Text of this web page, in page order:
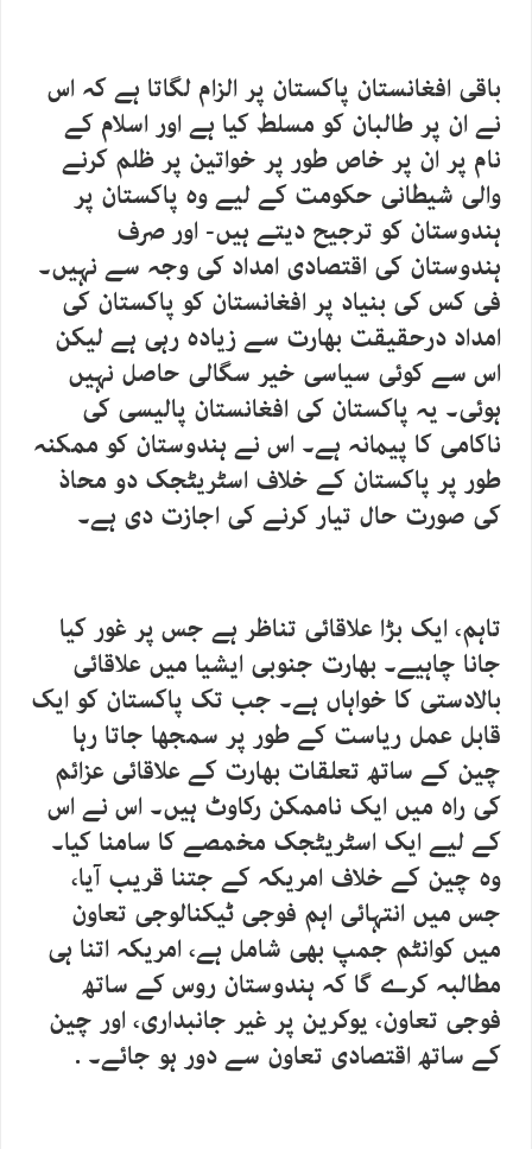
باقی افغانستان پاکستان پر الزام لگاتا ہے کہ اس
نے ان پر طالبان کو مسلط کیا ہے اور اسلام کے
نام پر ان پر خاص طور پر خواتین پر ظلم کرنے
والی شیطانی حکومت کے لیے وہ پاکستان پر
ہندوستان کو ترجیح دیتے ہیں- اور صرف
ہندوستان کی اقتصادی امداد کی وجہ سے نہیں۔
فی کس کی بنیاد پر افغانستان کو پاکستان کی
امداد درحقیقت بھارت سے زیادہ رہی ہے لیکن
اس سے کوئی سیاسی خیر سگالی حاصل نہیں
ہوئی۔ یہ پاکستان کی افغانستان پالیسی کی
ناکامی کا پیمانہ ہے۔ اس نے ہندوستان کو ممکنہ
طور پر پاکستان کے خلاف اسٹریٹجک دو محاذ
کی صورت حال تیار کرنے کی اجازت دی ہے۔
تاہم، ایک بڑا علاقائی تناظر ہے جس پر غور کیا
جانا چاہیے۔ بھارت جنوبی ایشیا میں علاقائی
بالادستی کا خواہاں ہے۔ جب تک پاکستان کو ایک
قابل عمل ریاست کے طور پر سمجھا جاتا رہا
چین کے ساتھ تعلقات بھارت کے علاقائی عزائم
کی راہ میں ایک ناممکن رکاوٹ ہیں۔ اس نے اس
کے لیے ایک اسٹریٹجک مخمصے کا سامنا کیا۔
وہ چین کے خلاف امریکہ کے جتنا قریب آیا،
جس میں انتہائی اہم فوجی ٹیکنالوجی تعاون
میں کوانٹم جمپ بھی شامل ہے، امریکہ اتنا ہی
مطالبہ کرے گا کہ ہندوستان روس کے ساتھ
فوجی تعاون، یوکرین پر غیر جانبداری، اور چین
کے ساتھ اقتصادی تعاون سے دور ہو جائے۔ .